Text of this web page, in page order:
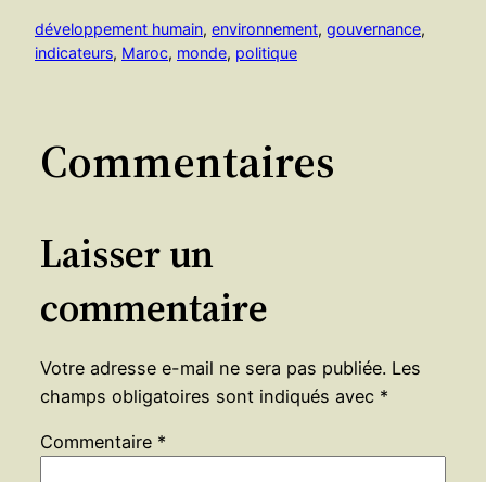
développement humain, environnement, gouvernance
indicateurs, Maroc, monde, politique
Commentaires
Laisser un
commentaire
Votre adresse e-mail ne sera pas publiée. Les
champs obligatoires sont indiqués avec *
Commentaire *